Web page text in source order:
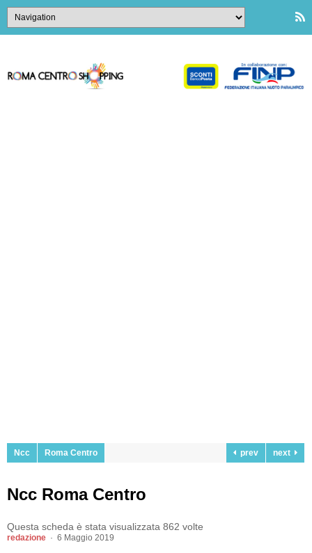
Ncc Roma Centro prev next
Ncc Roma Centro
Questa scheda è stata visualizzata 862 volte
redazione 6 Maggio 2019